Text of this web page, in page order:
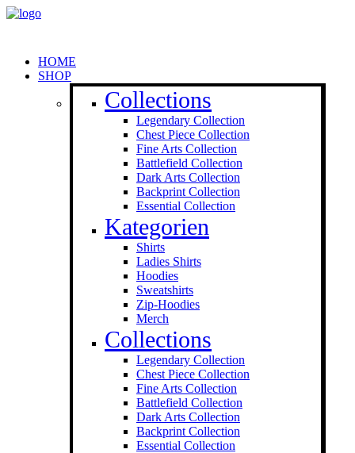
HOME
SHOP
Collections
Legendary Collection
Chest Piece Collection
Fine Arts Collection
Battlefield Collection
Dark Arts Collection
Backprint Collection
Essential Collection
Kategorien
Shirts
Ladies Shirts
Hoodies
Sweat­shirts
Zip-Hoodies
Merch
Collections
Legendary Collection
Chest Piece Collection
Fine Arts Collection
Battlefield Collection
Dark Arts Collection
Backprint Collection
Essential Collection